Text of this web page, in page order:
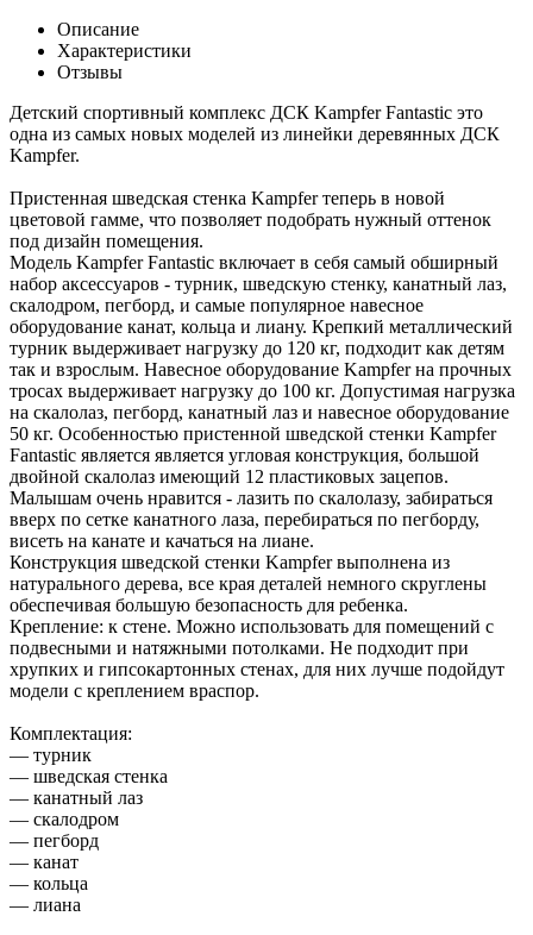
Описание
Характеристики
Отзывы
Детский спортивный комплекс ДСК Kampfer Fantastic это
одна из самых новых моделей из линейки деревянных ДСК
Kampfer.
Пристенная шведская стенка Kampfer теперь в новой
цветовой гамме, что позволяет подобрать нужный оттенок
под дизайн помещения.
Модель Kampfer Fantastic включает в себя самый обширный
набор аксессуаров - турник, шведскую стенку, канатный лаз,
скалодром, пегборд, и самые популярное навесное
оборудование канат, кольца и лиану. Крепкий металлический
турник выдерживает нагрузку до 120 кг, подходит как детям
так и взрослым. Навесное оборудование Kampfer на прочных
тросах выдерживает нагрузку до 100 кг. Допустимая нагрузка
на скалолаз, пегборд, канатный лаз и навесное оборудование
50 кг. Особенностью пристенной шведской стенки Kampfer
Fantastic является является угловая конструкция, большой
двойной скалолаз имеющий 12 пластиковых зацепов.
Малышам очень нравится - лазить по скалолазу, забираться
вверх по сетке канатного лаза, перебираться по пегборду,
висеть на канате и качаться на лиане.
Конструкция шведской стенки Kampfer выполнена из
натурального дерева, все края деталей немного скруглены
обеспечивая большую безопасность для ребенка.
Крепление: к стене. Можно использовать для помещений с
подвесными и натяжными потолками. Не подходит при
хрупких и гипсокартонных стенах, для них лучше подойдут
модели с креплением враспор.
Комплектация:
— турник
— шведская стенка
— канатный лаз
— скалодром
— пегборд
— канат
— кольца
— лиана